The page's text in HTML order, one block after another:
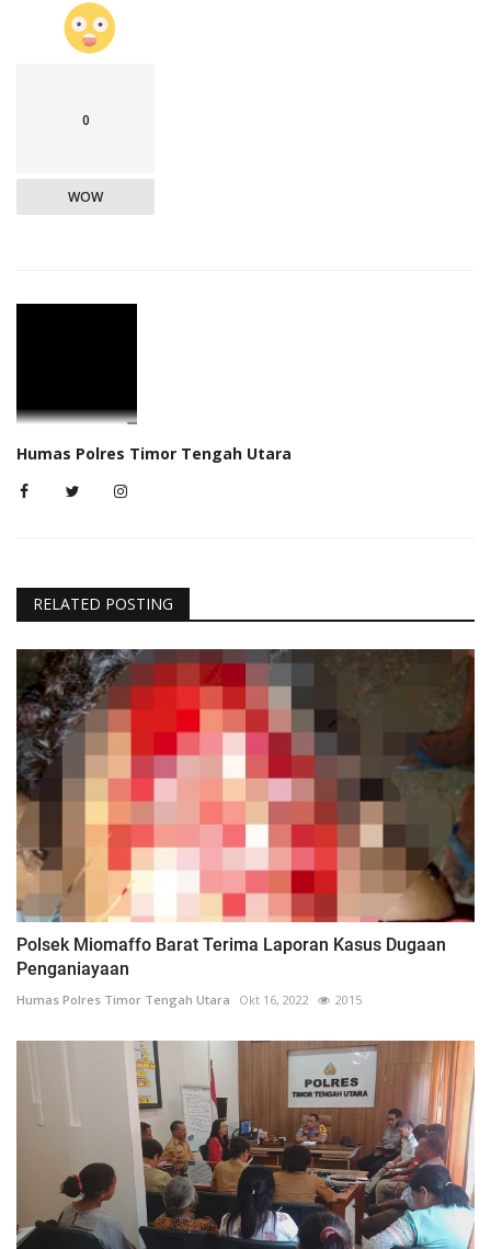
0
WOW
Humas Polres Timor Tengah Utara
RELATED POSTING
Polsek Miomaffo Barat Terima Laporan Kasus Dugaan
Penganiayaan
Humas Polres Timor Tengah Utara Okt 16, 2022 2015